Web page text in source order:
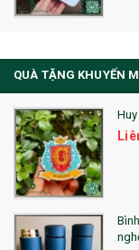
La Fonte
QUÀ TẶNG KHUYẾN